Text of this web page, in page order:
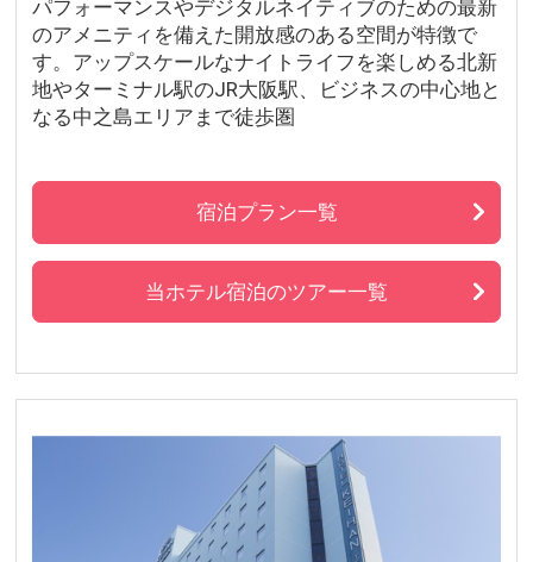
パフォーマンスやデジタルネイティブのための最新
のアメニティを備えた開放感のある空間が特徴で
す。アップスケールなナイトライフを楽しめる北新
地やターミナル駅のJR大阪駅、ビジネスの中心地と
なる中之島エリアまで徒歩圏
宿泊プラン一覧
当ホテル宿泊のツアー一覧